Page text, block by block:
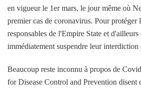
en vigueur le 1er mars, le jour même où
premier cas de coronavirus. Pour protéger
responsables de l'Empire State et d'ailleurs
immédiatement suspendre leur interdiction
Beaucoup reste inconnu à propos de
for Disease Control and Prevention disent